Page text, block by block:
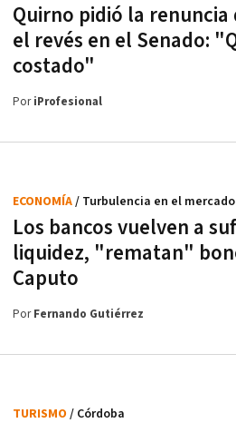
Quirno pidió la
el revés en el Senado:
costado"
PoriProfesional
Los bancos vuelven a
liquidez, "rematan"
Caputo
ECONOMÍA/ Turbulencia en el mercado
PorFernando Gutiérrez
TURISMO / Córdoba